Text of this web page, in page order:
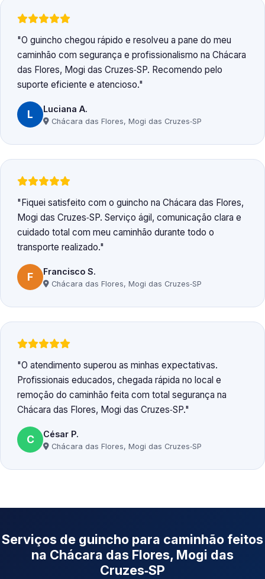
O guincho chegou rápido e resolveu a pane do meu
caminhão com segurança e profissionalismo na Chácara
das Flores, Mogi das Cruzes‑SP. Recomendo pelo
suporte eficiente e atencioso.
L Luciana A.
Chácara das Flores, Mogi das Cruzes‑SP
Fiquei satisfeito com o guincho na Chácara das Flores,
Mogi das Cruzes‑SP. Serviço ágil, comunicação clara e
cuidado total com meu caminhão durante todo o
transporte realizado.
F Francisco S.
Chácara das Flores, Mogi das Cruzes‑SP
O atendimento superou as minhas expectativas.
Profissionais educados, chegada rápida no local e
remoção do caminhão feita com total segurança na
Chácara das Flores, Mogi das Cruzes‑SP.
C César P.
Chácara das Flores, Mogi das Cruzes‑SP
Serviços de guincho para caminhão feitos
na Chácara das Flores, Mogi das
Cruzes‑SP